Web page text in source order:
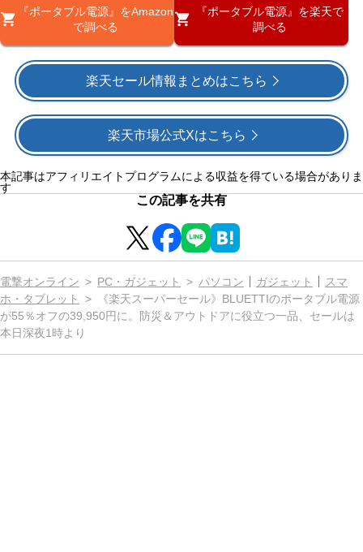
『ポータブル電源』をAmazon
で調べる
『ポータブル電源』を楽天で
調べる
楽天セール情報まとめはこちら
楽天市場公式Xはこちら
本記事はアフィリエイトプログラムによる収益を得ている場合がありま
す
この記事を共有
電撃オンライン PC・ガジェット パソコン ガジェット
スマ
ホ・タブレット
《楽天スーパーセール》BLUETTIのポータブル電源
が55％オフの39,950円に。防災＆アウトドアに役立つ一品、セールは
本日深夜1時より